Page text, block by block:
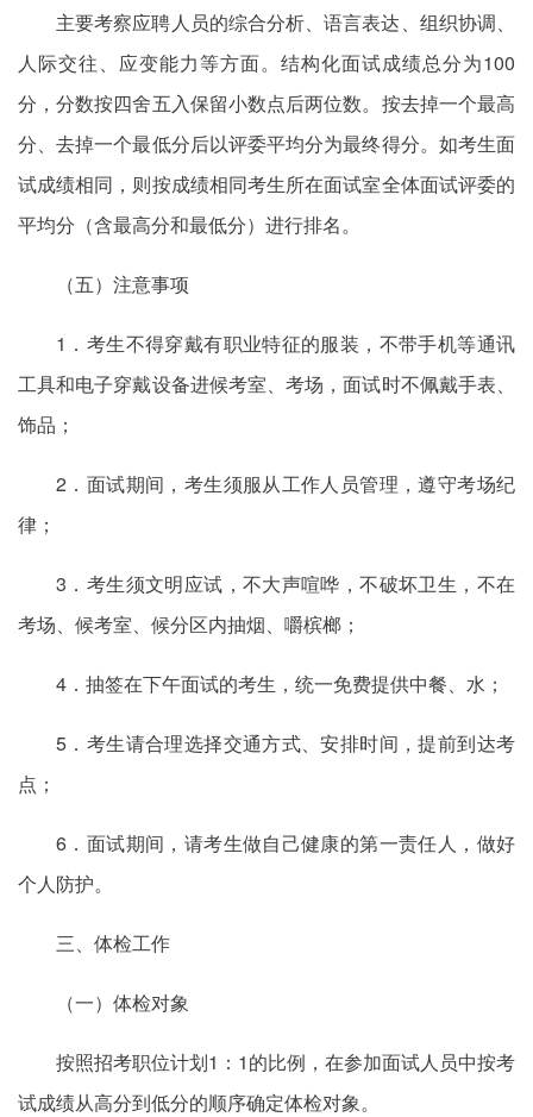
主要考察应聘人员的综合分析、语言表达、组织协调、
人际交往、应变能力等方面。结构化面试成绩总分为100
分，分数按四舍五入保留小数点后两位数。按去掉一个最高
分、去掉一个最低分后以评委平均分为最终得分。如考生面
试成绩相同，则按成绩相同考生所在面试室全体面试评委的
平均分（含最高分和最低分）进行排名。
（五）注意事项
1．考生不得穿戴有职业特征的服装，不带手机等通讯
工具和电子穿戴设备进候考室、考场，面试时不佩戴手表、
饰品；
2．面试期间，考生须服从工作人员管理，遵守考场纪
律；
3．考生须文明应试，不大声喧哗，不破坏卫生，不在
考场、候考室、候分区内抽烟、嚼槟榔；
4．抽签在下午面试的考生，统一免费提供中餐、水；
5．考生请合理选择交通方式、安排时间，提前到达考
点；
6．面试期间，请考生做自己健康的第一责任人，做好
个人防护。
三、体检工作
（一）体检对象
按照招考职位计划1：1的比例，在参加面试人员中按考
试成绩从高分到低分的顺序确定体检对象。